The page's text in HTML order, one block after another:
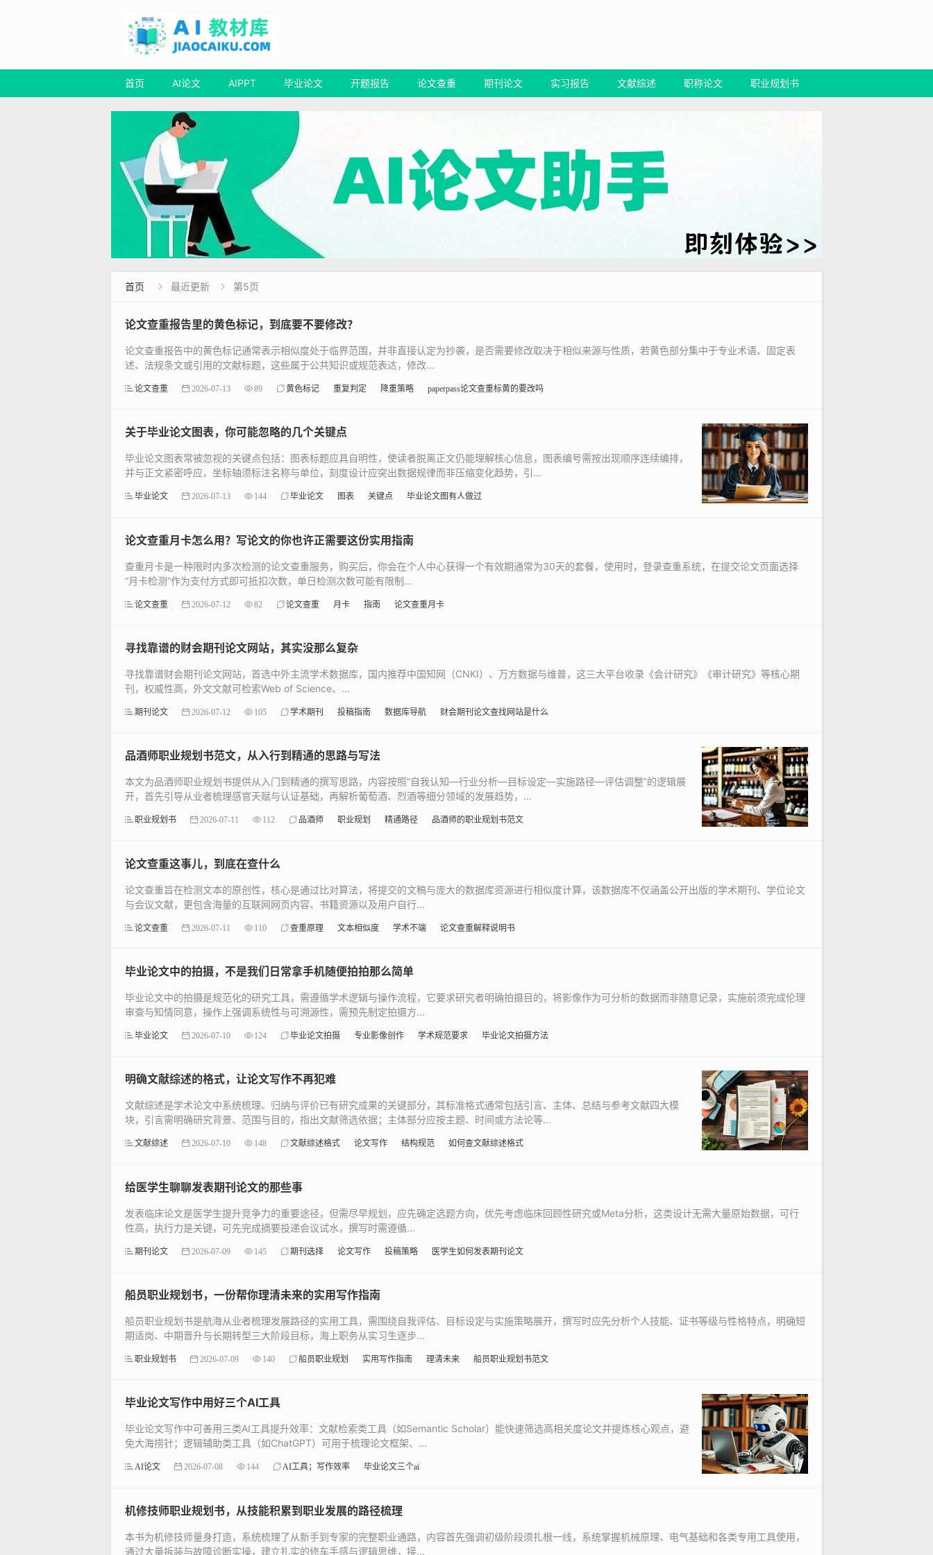
首页 AI论文 AIPPT 毕业论文 开题报告 论文查重 期刊论文 实习报告 文献综述 职称论文 职业规划书
首页  最近更新  第5页
论文查重报告里的黄色标记，到底要不要修改？
论文查重报告中的黄色标记通常表示相似度处于临界范围，并非直接认定为抄袭，是否需要修改取决于相似来源与性质，若黄色部分集中于专业术语、固定表
述、法规条文或引用的文献标题，这些属于公共知识或规范表达，修改...
论文查重 2026-07-13 89 黄色标记 重复判定 降重策略 paperpass论文查重标黄的要改吗
关于毕业论文图表，你可能忽略的几个关键点
毕业论文图表常被忽视的关键点包括：图表标题应具自明性，使读者脱离正文仍能理解核心信息，图表编号需按出现顺序连续编排，
并与正文紧密呼应，坐标轴须标注名称与单位，刻度设计应突出数据规律而非压缩变化趋势，引...
毕业论文 2026-07-13 144 毕业论文 图表 关键点 毕业论文图有人做过
论文查重月卡怎么用？写论文的你也许正需要这份实用指南
查重月卡是一种限时内多次检测的论文查重服务，购买后，你会在个人中心获得一个有效期通常为30天的套餐，使用时，登录查重系统，在提交论文页面选择
“月卡检测”作为支付方式即可抵扣次数，单日检测次数可能有限制...
论文查重 2026-07-12 82 论文查重 月卡 指南 论文查重月卡
寻找靠谱的财会期刊论文网站，其实没那么复杂
寻找靠谱财会期刊论文网站，首选中外主流学术数据库，国内推荐中国知网（CNKI）、万方数据与维普，这三大平台收录《会计研究》《审计研究》等核心期
刊，权威性高，外文文献可检索Web of Science、...
期刊论文 2026-07-12 105 学术期刊 投稿指南 数据库导航 财会期刊论文查找网站是什么
品酒师职业规划书范文，从入行到精通的思路与写法
本文为品酒师职业规划书提供从入门到精通的撰写思路，内容按照“自我认知—行业分析—目标设定—实施路径—评估调整”的逻辑展
开，首先引导从业者梳理感官天赋与认证基础，再解析葡萄酒、烈酒等细分领域的发展趋势，...
职业规划书 2026-07-11 112 品酒师 职业规划 精通路径 品酒师的职业规划书范文
论文查重这事儿，到底在查什么
论文查重旨在检测文本的原创性，核心是通过比对算法，将提交的文稿与庞大的数据库资源进行相似度计算，该数据库不仅涵盖公开出版的学术期刊、学位论文
与会议文献，更包含海量的互联网网页内容、书籍资源以及用户自行...
论文查重 2026-07-11 110 查重原理 文本相似度 学术不端 论文查重解释说明书
毕业论文中的拍摄，不是我们日常拿手机随便拍拍那么简单
毕业论文中的拍摄是规范化的研究工具，需遵循学术逻辑与操作流程，它要求研究者明确拍摄目的，将影像作为可分析的数据而非随意记录，实施前须完成伦理
审查与知情同意，操作上强调系统性与可溯源性，需预先制定拍摄方...
毕业论文 2026-07-10 124 毕业论文拍摄 专业影像创作 学术规范要求 毕业论文拍摄方法
明确文献综述的格式，让论文写作不再犯难
文献综述是学术论文中系统梳理、归纳与评价已有研究成果的关键部分，其标准格式通常包括引言、主体、总结与参考文献四大模
块，引言需明确研究背景、范围与目的，指出文献筛选依据；主体部分应按主题、时间或方法论等...
文献综述 2026-07-10 148 文献综述格式 论文写作 结构规范 如何查文献综述格式
给医学生聊聊发表期刊论文的那些事
发表临床论文是医学生提升竞争力的重要途径，但需尽早规划，应先确定选题方向，优先考虑临床回顾性研究或Meta分析，这类设计无需大量原始数据，可行
性高，执行力是关键，可先完成摘要投递会议试水，撰写时需遵循...
期刊论文 2026-07-09 145 期刊选择 论文写作 投稿策略 医学生如何发表期刊论文
船员职业规划书，一份帮你理清未来的实用写作指南
船员职业规划书是航海从业者梳理发展路径的实用工具，需围绕自我评估、目标设定与实施策略展开，撰写时应先分析个人技能、证书等级与性格特点，明确短
期适岗、中期晋升与长期转型三大阶段目标，海上职务从实习生逐步...
职业规划书 2026-07-09 140 船员职业规划 实用写作指南 理清未来 船员职业规划书范文
毕业论文写作中用好三个AI工具
毕业论文写作中可善用三类AI工具提升效率：文献检索类工具（如Semantic Scholar）能快速筛选高相关度论文并提炼核心观点，避
免大海捞针；逻辑辅助类工具（如ChatGPT）可用于梳理论文框架、...
AI论文 2026-07-08 144 AI工具；写作效率 毕业论文三个ai
机修技师职业规划书，从技能积累到职业发展的路径梳理
本书为机修技师量身打造，系统梳理了从新手到专家的完整职业通路，内容首先强调初级阶段须扎根一线，系统掌握机械原理、电气基础和各类专用工具使用，
通过大量拆装与故障诊断实操，建立扎实的修车手感与逻辑思维，接...